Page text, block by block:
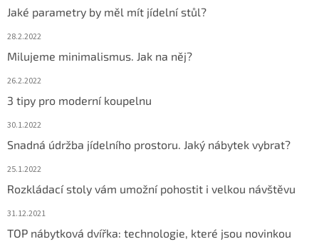
Jaké parametry by měl mít jídelní stůl?
28.2.2022
Milujeme minimalismus. Jak na něj?
26.2.2022
3 tipy pro moderní koupelnu
30.1.2022
Snadná údržba jídelního prostoru. Jaký nábytek vybrat?
25.1.2022
Rozkládací stoly vám umožní pohostit i velkou návštěvu
31.12.2021
TOP nábytková dvířka: technologie, které jsou novinkou